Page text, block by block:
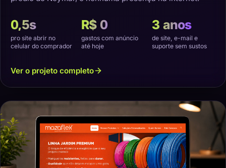
0,5s
pro site abrir no
celular do comprador
R$ 0
gastos com anúncio
até hoje
3 anos
de site, e-mail e
suporte sem sustos
Ver o projeto completo